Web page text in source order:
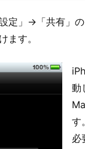
定」→「共有」
ます。
動
す
必